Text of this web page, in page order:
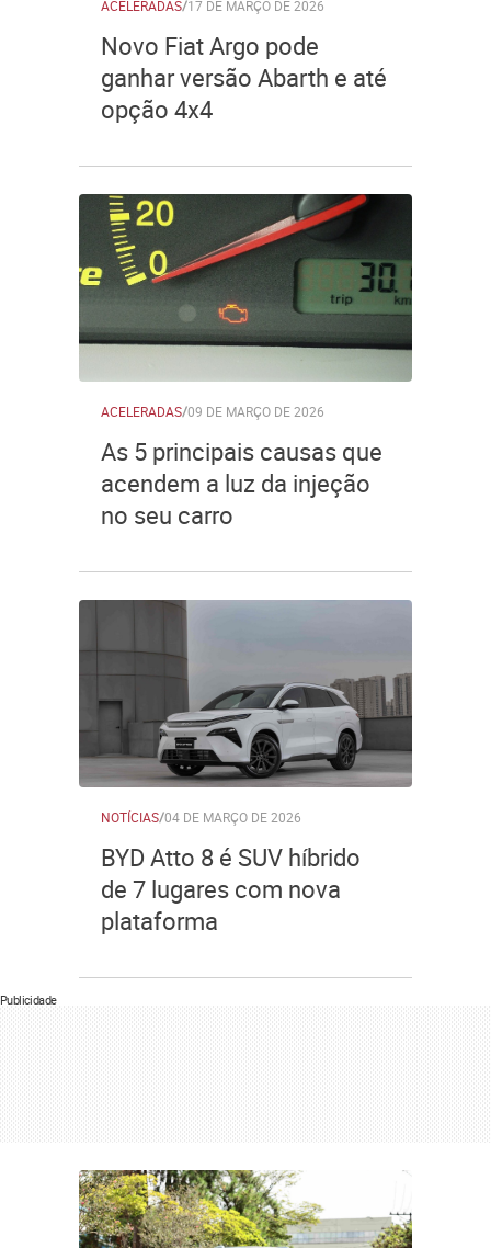
ACELERADAS/17 DE MARÇO DE 2026
Novo Fiat Argo pode
ganhar versão Abarth e até
opção 4x4
ACELERADAS/09 DE MARÇO DE 2026
As 5 principais causas que
acendem a luz da injeção
no seu carro
NOTÍCIAS/04 DE MARÇO DE 2026
BYD Atto 8 é SUV híbrido
de 7 lugares com nova
plataforma
Publicidade